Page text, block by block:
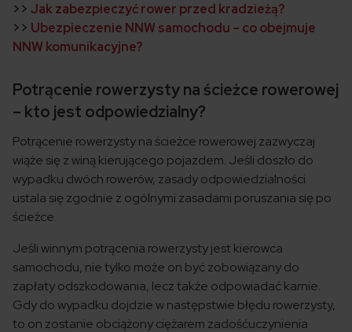
>> Jak zabezpieczyć rower przed kradzieżą?
>> Ubezpieczenie NNW samochodu – co obejmuje
NNW komunikacyjne?
Potrącenie rowerzysty na ścieżce rowerowej
– kto jest odpowiedzialny?
Potrącenie rowerzysty na ścieżce rowerowej zazwyczaj
wiąże się z winą kierującego pojazdem. Jeśli doszło do
wypadku dwóch rowerów, zasady odpowiedzialności
ustala się zgodnie z ogólnymi zasadami poruszania się po
ścieżce.
Jeśli winnym potrącenia rowerzysty jest kierowca
samochodu, nie tylko może on być zobowiązany do
zapłaty odszkodowania, lecz także odpowiadać karnie.
Gdy do wypadku dojdzie w następstwie błędu rowerzysty,
to on zostanie obciążony ciężarem zadośćuczynienia